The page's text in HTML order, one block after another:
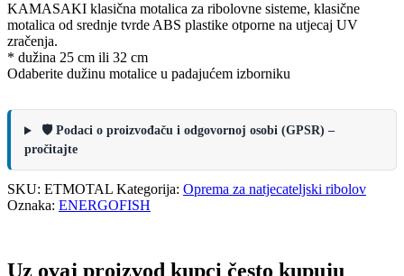
KAMASAKI klasična motalica za ribolovne sisteme, klasične
motalica od srednje tvrde ABS plastike otporne na utjecaj UV
zračenja.
* dužina 25 cm ili 32 cm
Odaberite dužinu motalice u padajućem izborniku
🛡️ Podaci o proizvođaču i odgovornoj osobi (GPSR) –
pročitajte
SKU: ETMOTAL Kategorija: Oprema za natjecateljski ribolov
Oznaka: ENERGOFISH
Uz ovaj proizvod kupci često kupuju